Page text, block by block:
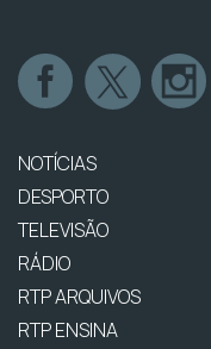
NOTÍCIAS
DESPORTO
TELEVISÃO
RÁDIO
RTP ARQUIVOS
RTP ENSINA